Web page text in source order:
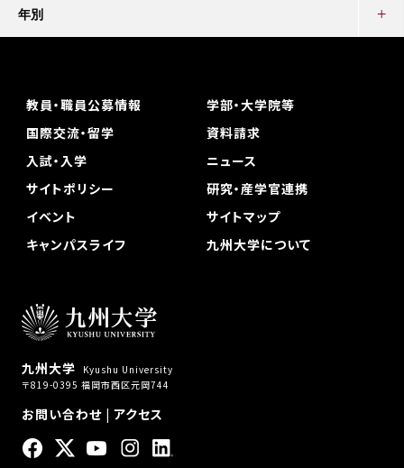
年別
九州大学
Kyushu University
〒819-0395 福岡市西区元岡744
お問い合わせ| アクセス
教員・職員公募情報
学部・大学院等
国際交流・留学
資料請求
入試・入学
ニュース
サイトポリシー
研究・産学官連携
イベント
サイトマップ
キャンパスライフ
九州大学について